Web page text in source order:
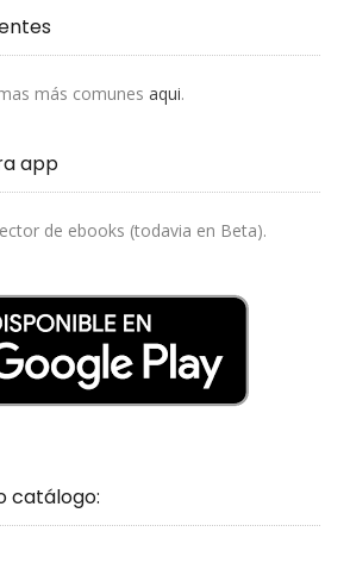
más comunes aqui.
app
de ebooks (todavia en Beta).
catálogo: